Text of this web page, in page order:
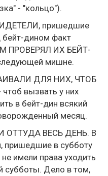
- "кольцо").
пришедшие
бейт-дином факт
ПРОВЕРЯЛ ИХ БЕЙТ-
мишне.
ДЛЯ НИХ, ЧТОБ
вызвать у них
в бейт-дин всякий
месяц.
ВЕСЬ ДЕНЬ. В
пришедшие в субботу
имели права уходить
субботы. Дело в том,